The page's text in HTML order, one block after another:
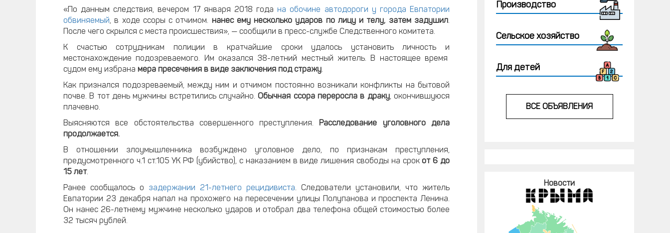
«По данным следствия, вечером 17 января 2018 годана обочине автодороги у города Евпатории
обвиняемый, в ходе ссоры с отчимом. нанес ему несколько ударов по лицу и телу, затем задушил.
После чего скрылся с места происшествия», — сообщили в пресс-службе Следственного комитета.
К счастью сотрудникам полиции в кратчайшие сроки удалось установить личность и
местонахождение подозреваемого. Им оказался 38-летний местный житель. В настоящее время
судом ему избрана мера пресечения в виде заключения под стражу.
Как признался подозреваемый, между ним и отчимом постоянно возникали конфликты на бытовой
почве. В тот день мужчины встретились случайно.Обычная ссора переросла в драку, окончившуюся
плачевно.
Выясняются все обстоятельства совершенного преступления. Расследование уголовного дела
продолжается.
В отношении злоумышленника возбуждено уголовное дело, по признакам преступления,
предусмотренного ч.1 ст.105 УК РФ (убийство), с наказанием в виде лишения свободы на срокот 6 до
15 лет.
Ранее сообщалось о задержании 21-летнего рецидивиста. Следователи установили, что житель
Евпатории 23 декабря напал на прохожего на пересечении улицы Полупанова и проспекта Ленина.
Он нанес 26-летнему мужчине несколько ударов и отобрал два телефона общей стоимостью более
32 тысяч рублей.
Производство
Сельское хозяйство
Для детей
ВСЕ ОБЪЯВЛЕНИЯ
Новости